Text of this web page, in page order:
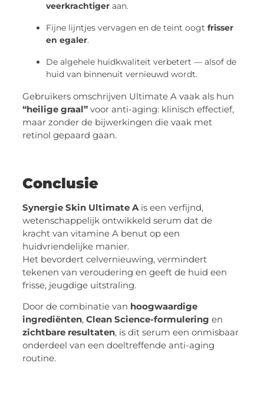
veerkrachtiger aan.
Fijne lijntjes vervagen en de teint oogtfrisser
en egaler.
De algehele huidkwaliteit verbetert — alsof de
huid van binnenuit vernieuwd wordt.
Gebruikers omschrijven Ultimate A vaak als hun
“heilige graal” voor anti-aging: klinisch effectief,
maar zonder de bijwerkingen die vaak met
retinol gepaard gaan.
Conclusie
Synergie Skin Ultimate A is een verfijnd,
wetenschappelijk ontwikkeld serum dat de
kracht van vitamine A benut op een
huidvriendelijke manier.
Het bevordert celvernieuwing, vermindert
tekenen van veroudering en geeft de huid een
frisse, jeugdige uitstraling.
Door de combinatie van hoogwaardige
ingrediënten,Clean Science-formulering en
zichtbare resultaten, is dit serum een onmisbaar
onderdeel van een doeltreffende anti-aging
routine.